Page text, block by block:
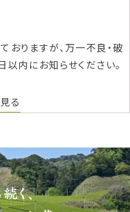
おりますが、万一不良・破
内にお知らせください。
る
く、